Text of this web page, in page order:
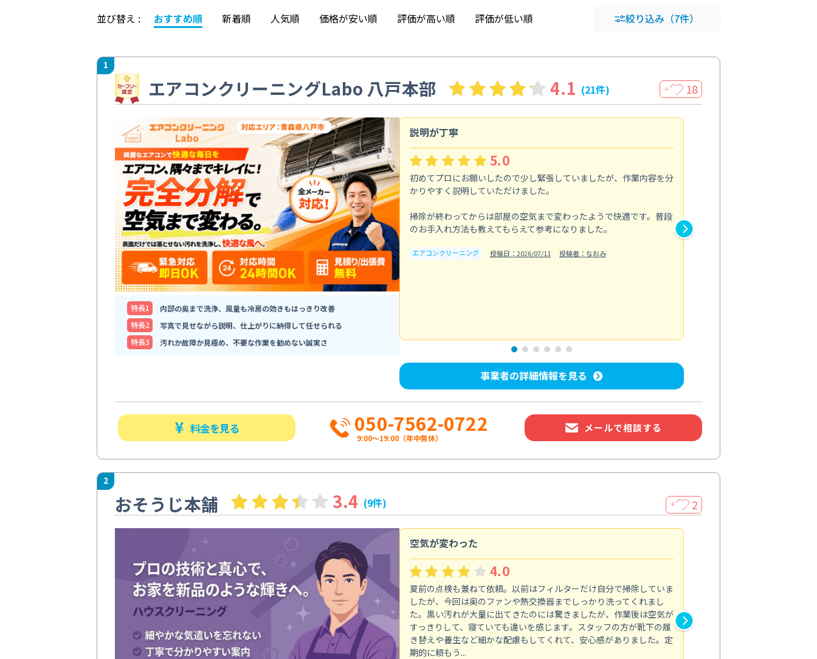
並び替え : おすすめ順 新着順 人気順 価格が安い順 評価が高い順 評価が低い順 絞り込み （7件）
1
エアコンクリーニングLabo 八戸本部 4.1 (21件) ＋ 18
特⻑1
内部の奥まで洗浄、風量も冷房の効きもはっきり改善
特⻑2
写真で見せながら説明、仕上がりに納得して任せられる
特⻑3
汚れか故障か見極め、不要な作業を勧めない誠実さ
説明が丁寧
5.0
初めてプロにお願いしたので少し緊張していましたが、作業内容を分
かりやすく説明していただけました。
掃除が終わってからは部屋の空気まで変わったようで快適です。普段
のお手入れ方法も教えてもらえて参考になりました。
エアコンクリーニング 投稿日：2026/07/11 投稿者：なおみ
事業者の詳細情報を見る
料金を見る 050-7562-0722
9:00～19:00（年中無休）
メールで相談する
2
おそうじ本舗 3.4 (9件) ＋ 2
空気が変わった
4.0
夏前の点検も兼ねて依頼。以前はフィルターだけ自分で掃除していま
したが、今回は奥のファンや熱交換器までしっかり洗ってくれまし
た。黒い汚れが大量に出てきたのには驚きましたが、作業後は空気が
すっきりして、寝ていても違いを感じます。スタッフの方が靴下の履
き替えや養生など細かな配慮もしてくれて、安心感がありました。定
期的に頼もう...